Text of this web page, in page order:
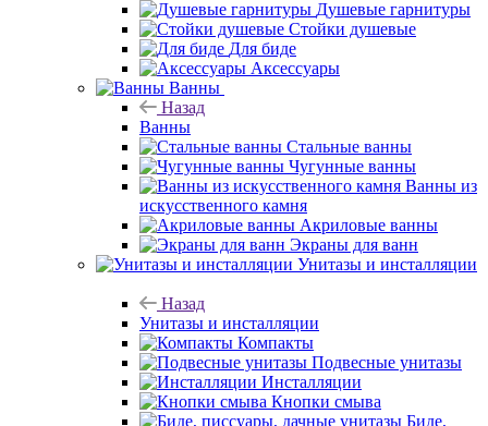
Душевые гарнитуры
Стойки душевые
Для биде
Аксессуары
Ванны
Назад
Ванны
Стальные ванны
Чугунные ванны
Ванны из
искусственного камня
Акриловые ванны
Экраны для ванн
Унитазы и инсталляции
Назад
Унитазы и инсталляции
Компакты
Подвесные унитазы
Инсталляции
Кнопки смыва
Биде,